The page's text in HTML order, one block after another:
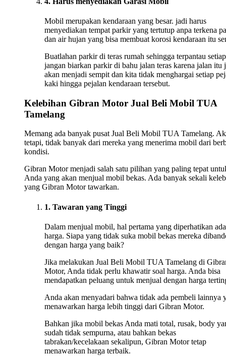
Mobil merupakan kendaraan yang besar. jadi harus
menyediakan tempat parkir yang tertutup anpa terkena
dan air hujan yang bisa membuat korosi kendaraan itu
Buatlahan parkir di teras rumah sehingga terpantau
jangan biarkan parkir di bahu jalan teras karena jalan itu
akan menjadi sempit dan kita tidak menghargai setiap
kaki hingga pejalan kendaraan tersebut.
Kelebihan Gibran Motor Jual Beli Mobil TUA
Tamelang
Memang ada banyak pusat Jual Beli Mobil TUA Tamelang.
tetapi, tidak banyak dari mereka yang menerima mobil dari
kondisi.
Gibran Motor menjadi salah satu pilihan yang paling tepat
Anda yang akan menjual mobil bekas. Ada banyak sekali
yang Gibran Motor tawarkan.
1. Tawaran yang Tinggi
Dalam menjual mobil, hal pertama yang diperhatikan
harga. Siapa yang tidak suka mobil bekas mereka
dengan harga yang baik?
Jika melakukan Jual Beli Mobil TUA Tamelang di
Motor, Anda tidak perlu khawatir soal harga. Anda bisa
mendapatkan peluang untuk menjual dengan harga
Anda akan menyadari bahwa tidak ada pembeli lainnya
menawarkan harga lebih tinggi dari Gibran Motor.
Bahkan jika mobil bekas Anda mati total, rusak, body
sudah tidak sempurna, atau bahkan bekas
tabrakan/kecelakaan sekalipun, Gibran Motor tetap
menawarkan harga terbaik.